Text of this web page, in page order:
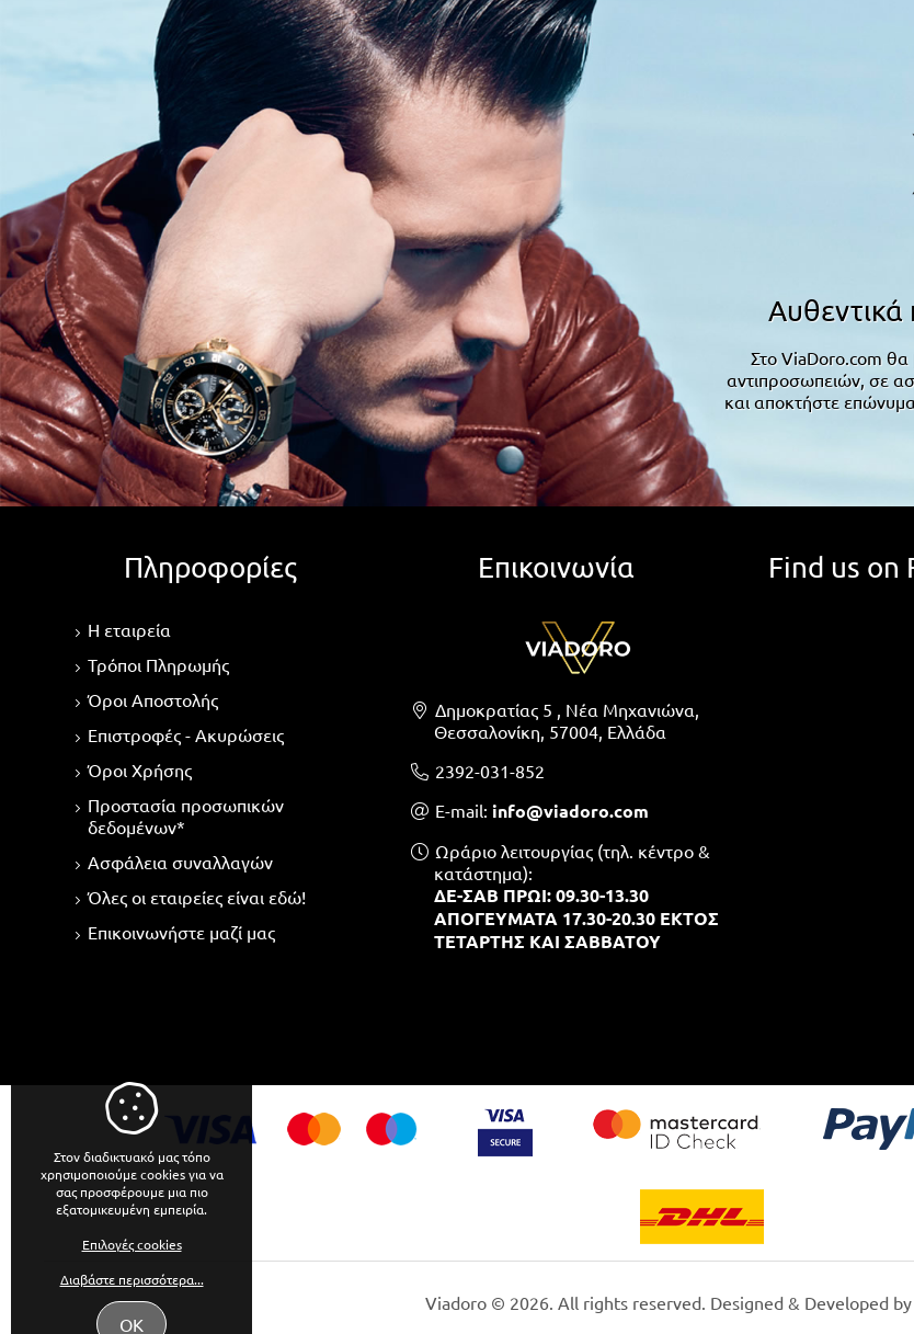
Αυθεντικά
Στο ViaDoro.com θα
αντιπροσωπειών, σε
και αποκτήστε
Πληροφορίες
Η εταιρεία
Τρόποι Πληρωμής
Όροι Αποστολής
Επιστροφές - Ακυρώσεις
Όροι Χρήσης
Προστασία προσωπικών
δεδομένων*
Ασφάλεια συναλλαγών
Όλες οι εταιρείες είναι εδώ!
Επικοινωνήστε μαζί μας
Επικοινωνία
Δημοκρατίας 5 , Νέα Μηχανιώνα,
Θεσσαλονίκη, 57004, Ελλάδα
2392-031-852
Ε-mail: info@viadoro.com
Ωράριο λειτουργίας (τηλ. κέντρο &
κατάστημα):
ΔΕ-ΣΑΒ ΠΡΩΙ: 09.30-13.30
ΑΠΟΓΕΥΜΑΤΑ 17.30-20.30 ΕΚΤΟΣ
ΤΕΤΑΡΤΗΣ ΚΑΙ ΣΑΒΒΑΤΟΥ
Find us on
Viadoro © 2026. All rights reserved. Designed & Developed
Στον διαδικτυακό μας τόπο
χρησιμοποιούμε cookies για να
σας προσφέρουμε μια πιο
εξατομικευμένη εμπειρία.
Επιλογές cookies
Διαβάστε περισσότερα...
ΟΚ